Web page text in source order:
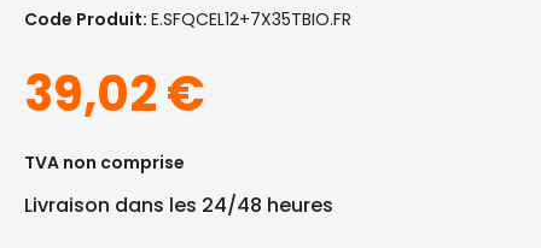
Code Produit: E.SFQCEL12+7X35TBIO.FR
39,02€
TVA non comprise
Livraison dans les 24/48 heures